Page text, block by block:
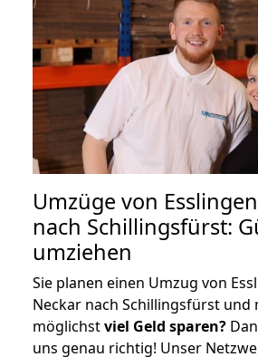
Umzüge von
nach Schillingsfürst:
umziehen
Sie planen einen Umzug von
Neckar nach Schillingsfürst und
möglichstviel Geld sparen?
uns genau richtig! Unser